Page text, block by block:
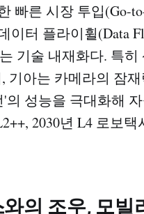
빠른 시장 투입(Go-
이터 플라이휠(Data
기술 내재화다. 특히
기아는 카메라의 잠
성능을 극대화해
2030년 L4 로보택
의 조우, 모빌